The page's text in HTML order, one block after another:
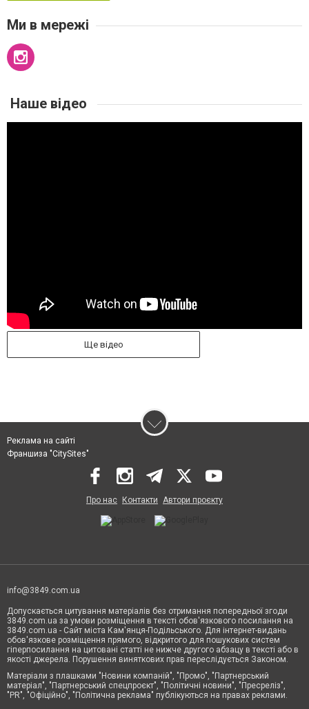
Ми в мережі
Наше відео
Ще відео
Реклама на сайті
Франшиза "CitySites"
Про нас Контакти Автори проєкту
info@3849.com.ua
Допускається цитування матеріалів без отримання попередньої згоди
3849.com.ua за умови розміщення в тексті обов'язкового посилання на
3849.com.ua - Сайт міста Кам'янця-Подільського. Для інтернет-видань
обов'язкове розміщення прямого, відкритого для пошукових систем
гіперпосилання на цитовані статті не нижче другого абзацу в тексті або в
якості джерела. Порушення виняткових прав переслідується Законом.
Матеріали з плашками "Новини компаній", "Промо", "Партнерський
матеріал", "Партнерський спецпроєкт", "Політичні новини", "Пресреліз",
"PR", "Офіційно", "Політична реклама" публікуються на правах реклами.